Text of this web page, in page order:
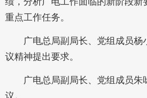
重点工作任务。
广电总局副局长、党组成员杨
议精神提出要求。
广电总局副局长、党组成员朱
议。